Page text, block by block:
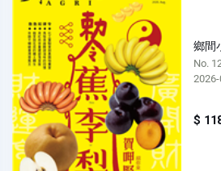
鄉間
No.
2026-
$